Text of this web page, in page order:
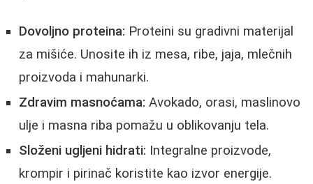
Dovoljno proteina: Proteini su gradivni materijal
za mišiće. Unosite ih iz mesa, ribe, jaja, mlečnih
proizvoda i mahunarki.
Zdravim masnoćama: Avokado, orasi, maslinovo
ulje i masna riba pomažu u oblikovanju tela.
Složeni ugljeni hidrati: Integralne proizvode,
krompir i pirinač koristite kao izvor energije.